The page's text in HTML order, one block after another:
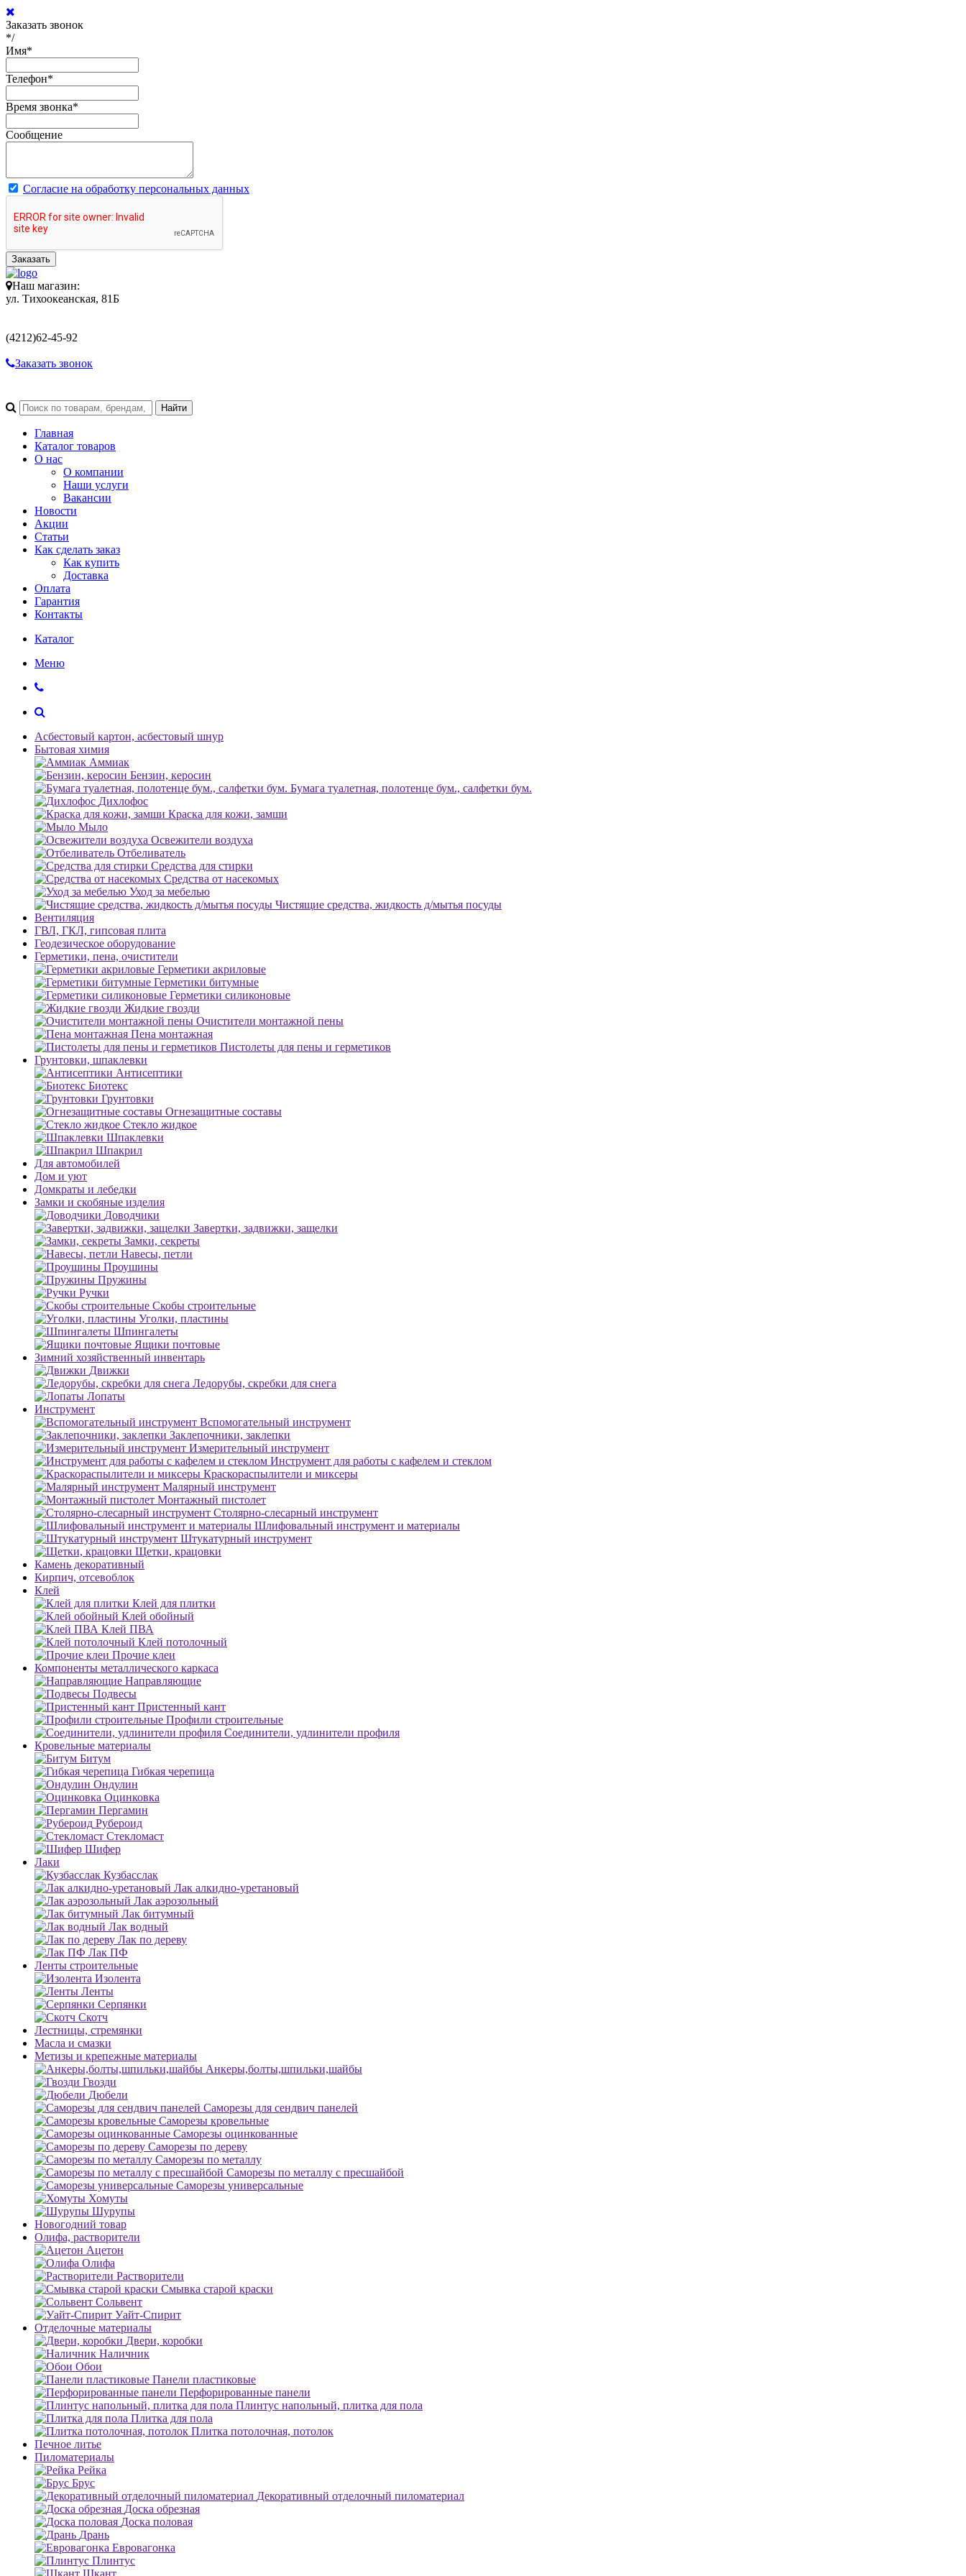
Заказать звонок
*/
Имя*
Телефон*
Время звонка*
Сообщение
Согласие на обработку персональных данных
Заказать
Наш магазин:
ул. Тихоокеанская, 81Б
(4212)62-45-92
Заказать звонок
Главная
Каталог товаров
О нас
О компании
Наши услуги
Вакансии
Новости
Акции
Статьи
Как сделать заказ
Как купить
Доставка
Оплата
Гарантия
Контакты
Каталог
Меню
Асбестовый картон, асбестовый шнур
Бытовая химия
Аммиак
Бензин, керосин
Бумага туалетная, полотенце бум., салфетки бум.
Дихлофос
Краска для кожи, замши
Мыло
Освежители воздуха
Отбеливатель
Средства для стирки
Средства от насекомых
Уход за мебелью
Чистящие средства, жидкость д/мытья посуды
Вентиляция
ГВЛ, ГКЛ, гипсовая плита
Геодезическое оборудование
Герметики, пена, очистители
Герметики акриловые
Герметики битумные
Герметики силиконовые
Жидкие гвозди
Очистители монтажной пены
Пена монтажная
Пистолеты для пены и герметиков
Грунтовки, шпаклевки
Антисептики
Биотекс
Грунтовки
Огнезащитные составы
Стекло жидкое
Шпаклевки
Шпакрил
Для автомобилей
Дом и уют
Домкраты и лебедки
Замки и скобяные изделия
Доводчики
Завертки, задвижки, защелки
Замки, секреты
Навесы, петли
Проушины
Пружины
Ручки
Скобы строительные
Уголки, пластины
Шпингалеты
Ящики почтовые
Зимний хозяйственный инвентарь
Движки
Ледорубы, скребки для снега
Лопаты
Инструмент
Вспомогательный инструмент
Заклепочники, заклепки
Измерительный инструмент
Инструмент для работы с кафелем и стеклом
Краскораспылители и миксеры
Малярный инструмент
Монтажный пистолет
Столярно-слесарный инструмент
Шлифовальный инструмент и материалы
Штукатурный инструмент
Щетки, крацовки
Камень декоративный
Кирпич, отсевоблок
Клей
Клей для плитки
Клей обойный
Клей ПВА
Клей потолочный
Прочие клеи
Компоненты металлического каркаса
Направляющие
Подвесы
Пристенный кант
Профили строительные
Соединители, удлинители профиля
Кровельные материалы
Битум
Гибкая черепица
Ондулин
Оцинковка
Пергамин
Рубероид
Стекломаст
Шифер
Лаки
Кузбасслак
Лак алкидно-уретановый
Лак аэрозольный
Лак битумный
Лак водный
Лак по дереву
Лак ПФ
Ленты строительные
Изолента
Ленты
Серпянки
Скотч
Лестницы, стремянки
Масла и смазки
Метизы и крепежные материалы
Анкеры,болты,шпильки,шайбы
Гвозди
Дюбели
Саморезы для сендвич панелей
Саморезы кровельные
Саморезы оцинкованные
Саморезы по дереву
Саморезы по металлу
Саморезы по металлу с пресшайбой
Саморезы универсальные
Хомуты
Шурупы
Новогодний товар
Олифа, растворители
Ацетон
Олифа
Растворители
Смывка старой краски
Сольвент
Уайт-Спирит
Отделочные материалы
Двери, коробки
Наличник
Обои
Панели пластиковые
Перфорированные панели
Плинтус напольный, плитка для пола
Плитка для пола
Плитка потолочная, потолок
Печное литье
Пиломатериалы
Рейка
Брус
Декоративный отделочный пиломатериал
Доска обрезная
Доска половая
Дрань
Евровагонка
Плинтус
Шкант